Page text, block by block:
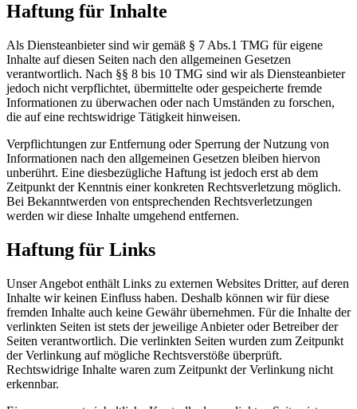
Haftung für Inhalte
Als Diensteanbieter sind wir gemäß § 7 Abs.1 TMG für eigene
Inhalte auf diesen Seiten nach den allgemeinen Gesetzen
verantwortlich. Nach §§ 8 bis 10 TMG sind wir als Diensteanbieter
jedoch nicht verpflichtet, übermittelte oder gespeicherte fremde
Informationen zu überwachen oder nach Umständen zu forschen,
die auf eine rechtswidrige Tätigkeit hinweisen.
Verpflichtungen zur Entfernung oder Sperrung der Nutzung von
Informationen nach den allgemeinen Gesetzen bleiben hiervon
unberührt. Eine diesbezügliche Haftung ist jedoch erst ab dem
Zeitpunkt der Kenntnis einer konkreten Rechtsverletzung möglich.
Bei Bekanntwerden von entsprechenden Rechtsverletzungen
werden wir diese Inhalte umgehend entfernen.
Haftung für Links
Unser Angebot enthält Links zu externen Websites Dritter, auf deren
Inhalte wir keinen Einfluss haben. Deshalb können wir für diese
fremden Inhalte auch keine Gewähr übernehmen. Für die Inhalte der
verlinkten Seiten ist stets der jeweilige Anbieter oder Betreiber der
Seiten verantwortlich. Die verlinkten Seiten wurden zum Zeitpunkt
der Verlinkung auf mögliche Rechtsverstöße überprüft.
Rechtswidrige Inhalte waren zum Zeitpunkt der Verlinkung nicht
erkennbar.